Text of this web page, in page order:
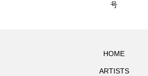
号
HOME
ARTISTS